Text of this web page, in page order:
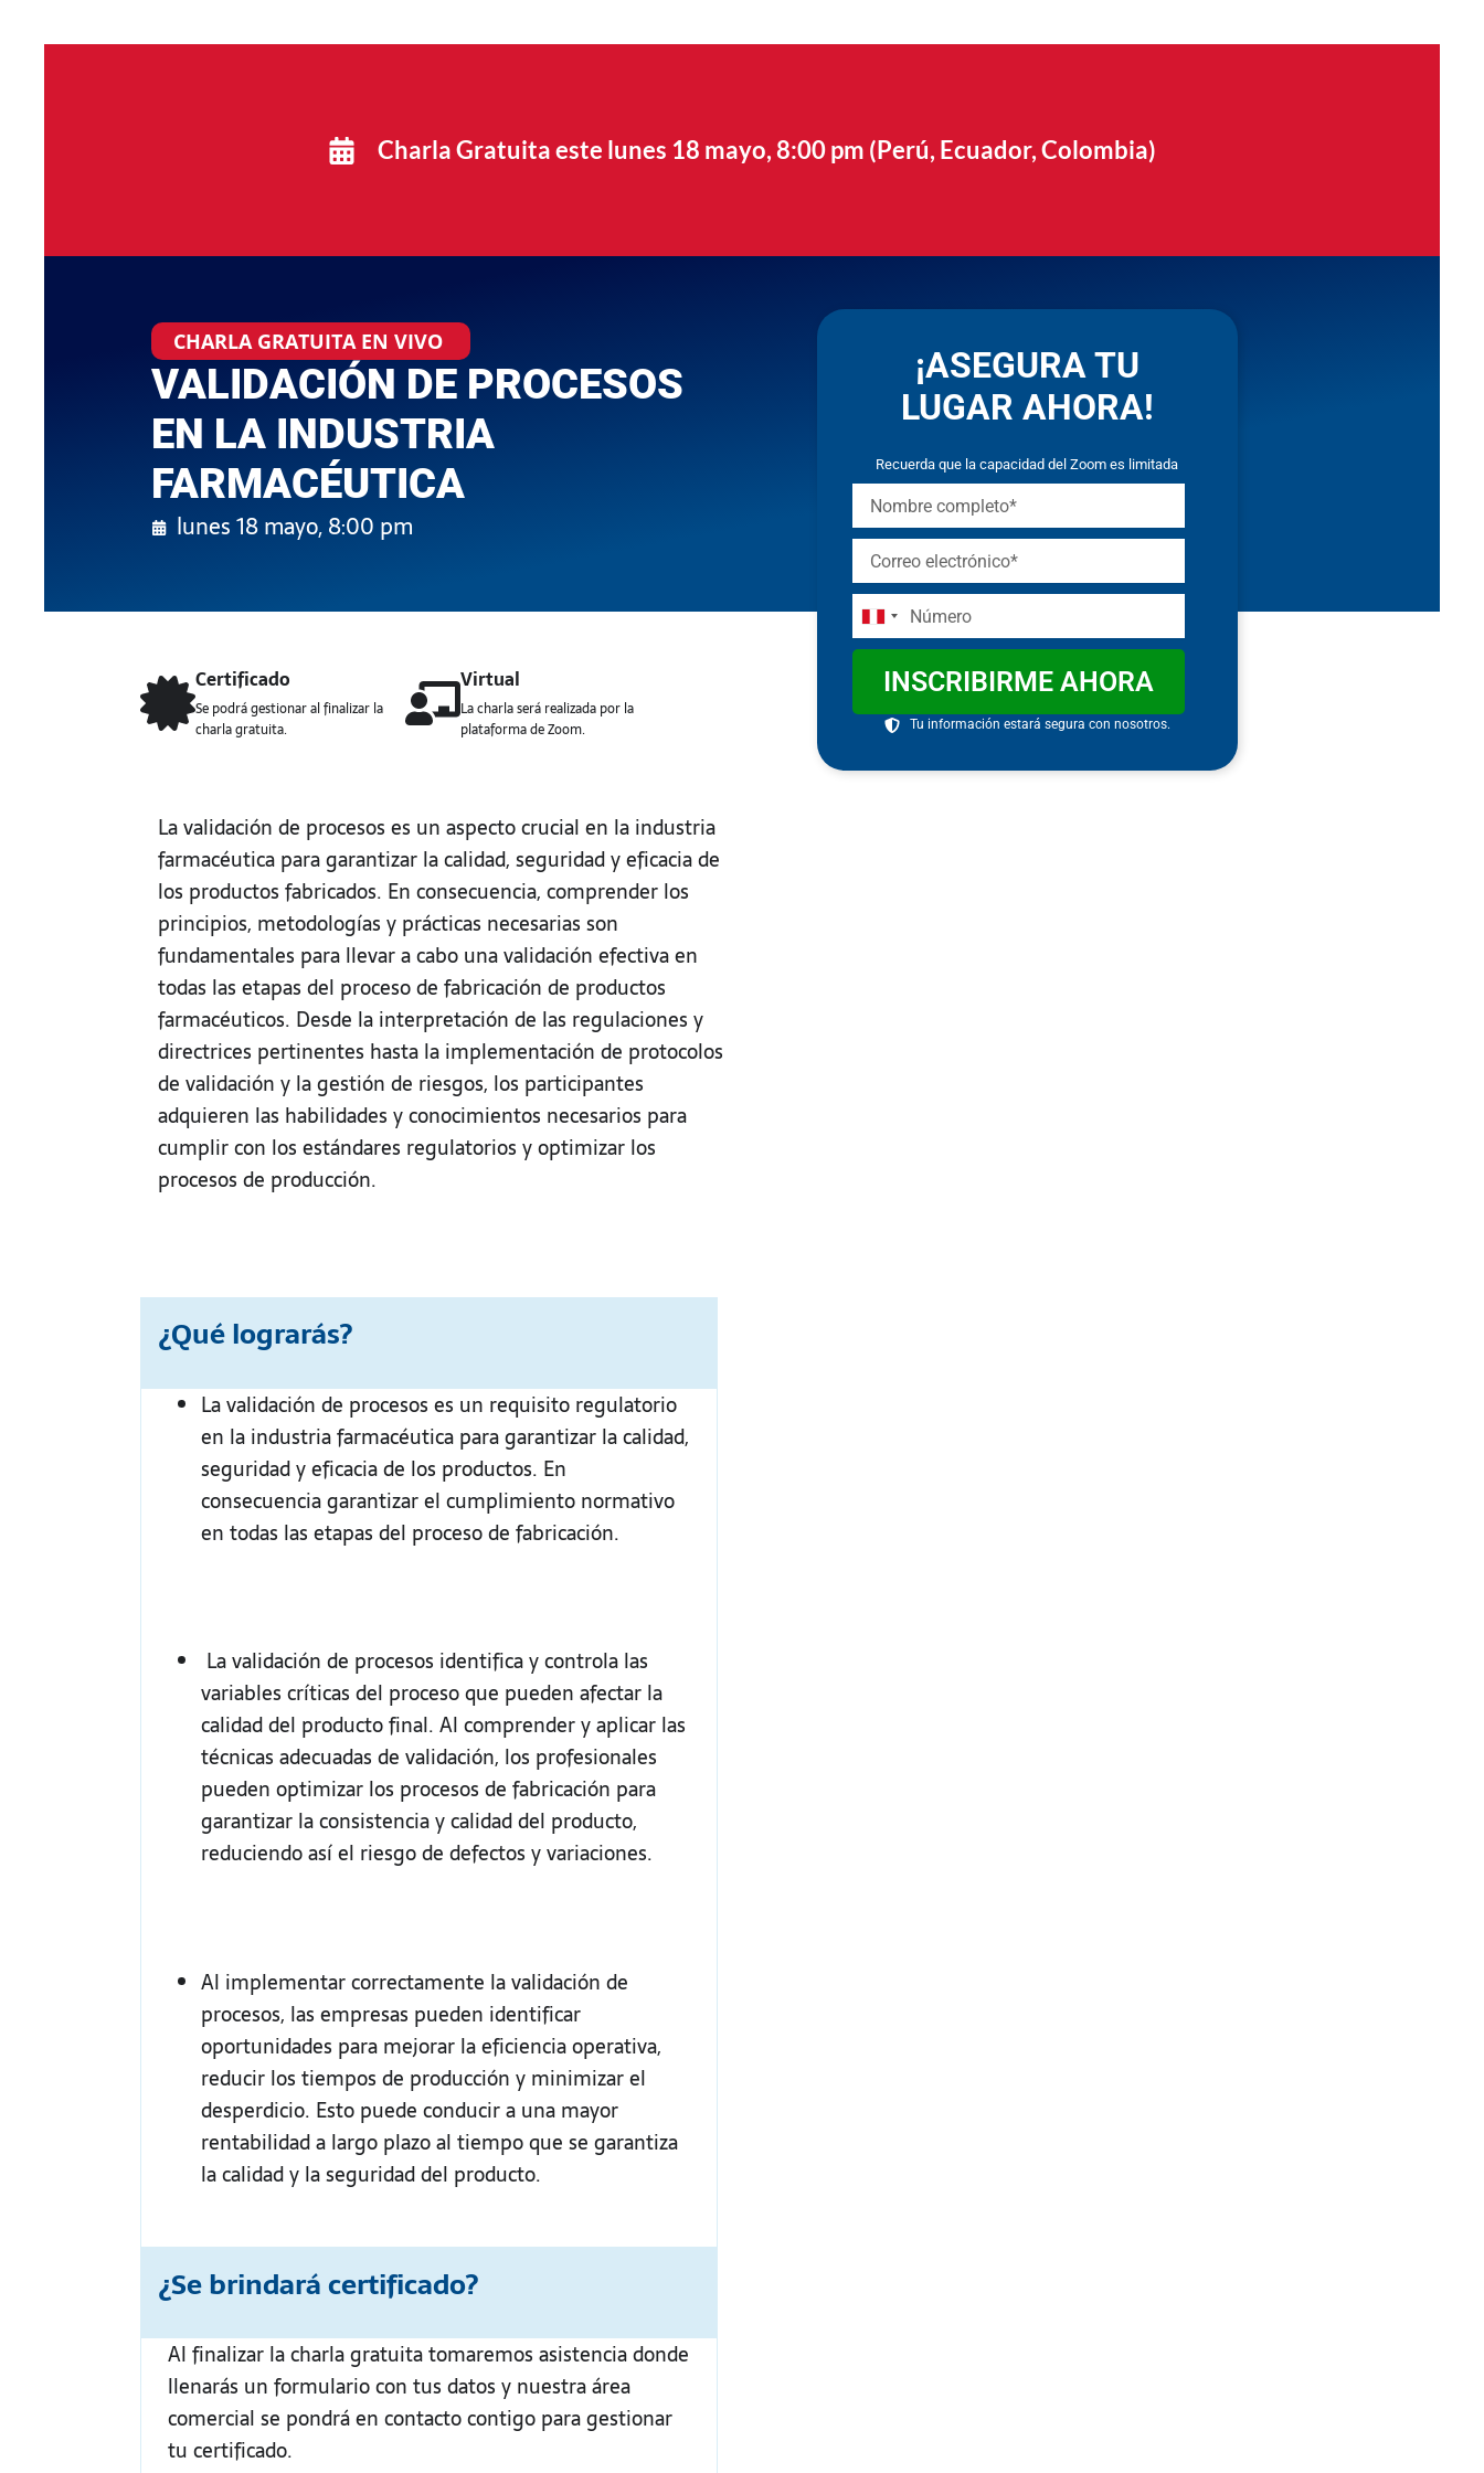
Charla Gratuita este lunes 18 mayo, 8:00 pm (Perú, Ecuador, Colombia)
CHARLA GRATUITA EN VIVO
VALIDACIÓN DE PROCESOS
EN LA INDUSTRIA
FARMACÉUTICA
lunes 18 mayo, 8:00 pm
¡ASEGURA TU
LUGAR AHORA!
Recuerda que la capacidad del Zoom es limitada
electrónico
Número
Peru
+51
INSCRIBIRME AHORA
Tu información estará segura con nosotros.
Certificado
Se podrá gestionar al finalizar la
charla gratuita.
Virtual
La charla será realizada por la
plataforma de Zoom.
La validación de procesos es un aspecto crucial en la industria
farmacéutica para garantizar la calidad, seguridad y eficacia de
los productos fabricados. En consecuencia, comprender los
principios, metodologías y prácticas necesarias son
fundamentales para llevar a cabo una validación efectiva en
todas las etapas del proceso de fabricación de productos
farmacéuticos. Desde la interpretación de las regulaciones y
directrices pertinentes hasta la implementación de protocolos
de validación y la gestión de riesgos, los participantes
adquieren las habilidades y conocimientos necesarios para
cumplir con los estándares regulatorios y optimizar los
procesos de producción.
¿Qué lograrás?
La validación de procesos es un requisito regulatorio
en la industria farmacéutica para garantizar la calidad,
seguridad y eficacia de los productos. En
consecuencia garantizar el cumplimiento normativo
en todas las etapas del proceso de fabricación.
La validación de procesos identifica y controla las
variables críticas del proceso que pueden afectar la
calidad del producto final. Al comprender y aplicar las
técnicas adecuadas de validación, los profesionales
pueden optimizar los procesos de fabricación para
garantizar la consistencia y calidad del producto,
reduciendo así el riesgo de defectos y variaciones.
Al implementar correctamente la validación de
procesos, las empresas pueden identificar
oportunidades para mejorar la eficiencia operativa,
reducir los tiempos de producción y minimizar el
desperdicio. Esto puede conducir a una mayor
rentabilidad a largo plazo al tiempo que se garantiza
la calidad y la seguridad del producto.
¿Se brindará certificado?
Al finalizar la charla gratuita tomaremos asistencia donde
llenarás un formulario con tus datos y nuestra área
comercial se pondrá en contacto contigo para gestionar
tu certificado.